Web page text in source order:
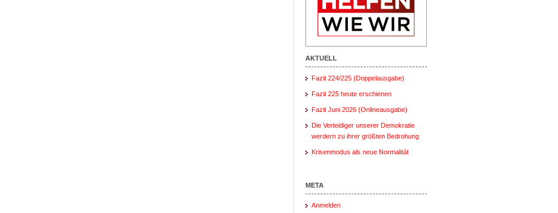
AKTUELL
Fazit 224/225 (Doppelausgabe)
Fazit 225 heute erschienen
Fazit Juni 2026 (Onlineausgabe)
Die Verteidiger unserer Demokratie
werdern zu ihrer größten Bedrohung
Krisenmodus als neue Normalität
META
Anmelden